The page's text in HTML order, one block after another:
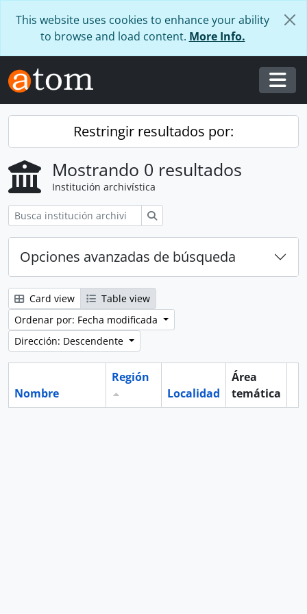
This website uses cookies to enhance your ability
to browse and load content. More Info.
Restringir resultados por:
Mostrando 0 resultados
Institución archivística
Opciones avanzadas de búsqueda
Card view
Table view
Ordenar por: Fecha modificada
Dirección: Descendente
Nombre
Región
Localidad
Área
temática